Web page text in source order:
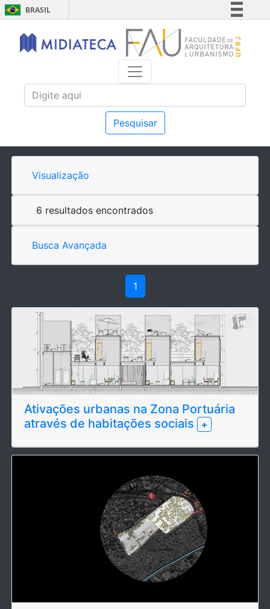
BRASIL
Simplifique!
Comunica BR
Acesso à informação
Pesquisar
Visualização
6 resultados encontrados
Busca Avançada
1
Ativações urbanas na Zona Portuária
através de habitações sociais
+